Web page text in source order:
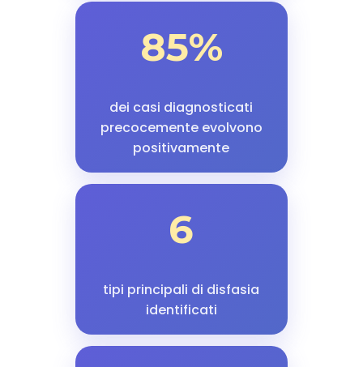
85%
dei casi diagnosticati
precocemente evolvono
positivamente
6
tipi principali di disfasia
identificati